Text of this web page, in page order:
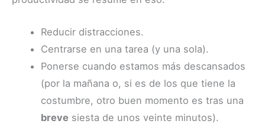
Reducir distracciones.
Centrarse en una tarea (y una sola).
Ponerse cuando estamos más descansados
(por la mañana o, si es de los que tiene la
costumbre, otro buen momento es tras una
breve siesta de unos veinte minutos).